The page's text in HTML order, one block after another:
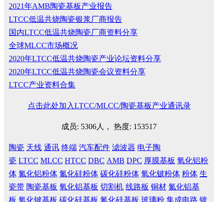
2021年AMB陶瓷基板产业报告
LTCC低温共烧陶瓷银浆厂商报告
国内LTCC低温共烧陶瓷厂商资料分享
全球MLCC市场概况
2020年LTCC低温共烧陶瓷产业论坛资料分享
2020年LTCC低温共烧陶瓷会议资料分享
LTCC产业资料合集
点击此处加入LTCC/MLCC/陶瓷基板产业通讯录
成员: 5306人， 热度: 153517
陶瓷 天线 通讯 终端 汽车配件 滤波器 电子陶
瓷 LTCC MLCC HTCC DBC AMB DPC 厚膜基板 氧化铝粉
体 氮化铝粉体 氮化硅粉体 碳化硅粉体 氧化铍粉体 粉体 生
瓷带 陶瓷基板 氧化铝基板 切割机 线路板 铜材 氮化铝基
板 氧化铍基板 碳化硅基板 氮化硅基板 玻璃粉 集成电路 镀